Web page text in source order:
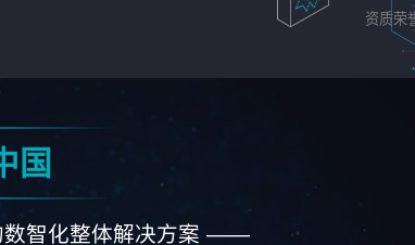
资质荣
国
数智化整体解决方案 ——